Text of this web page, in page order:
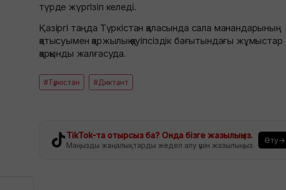
түрде жүргізіп келеді.
Қазіргі таңда Түркістан қаласында сала манандарының
қатысуымен қаржылық қауіпсіздік бағытындағы жұмыстар
қарқынды жалғасуда.
#Түркістан #Диктант
TikTok-та отырсыз ба? Онда бізге жазылыңыз.
Маңызды жаңалықтарды жедел алу үшін жазылыңыз.
Өту→